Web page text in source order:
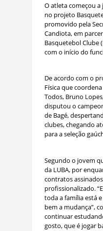
O atleta começou
no projeto
promovido pela
Candiota, em
Basquetebol Clube
com o início do
De acordo com o
Física que
Todos, Bruno
disputou o
de Bagé,
clubes, chegando
para a seleção
Segundo o jovem
da LUBA, por
contratos
profissionalizado.
toda a família está
bem a mudança”,
continuar
gosto, que é jogar